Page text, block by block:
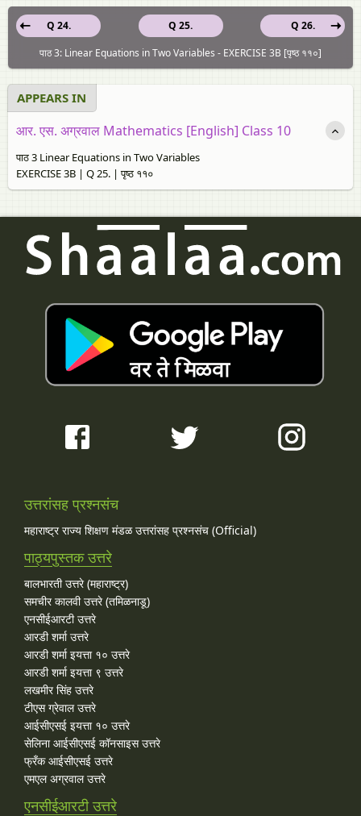
Q 25.
Q 24.
Q 26.
पाठ 3: Linear Equations in Two Variables - EXERCISE 3B [पृष्ठ ११०]
APPEARS IN
आर. एस. अग्रवाल Mathematics [English] Class 10
पाठ 3 Linear Equations in Two Variables
EXERCISE 3B | Q 25. | पृष्ठ ११०
उत्तरांसह प्रश्नसंच
महाराष्ट्र राज्य शिक्षण मंडळ उत्तरांसह प्रश्नसंच (Official)
पाठ्यपुस्तक उत्तरे
बालभारती उत्तरे (महाराष्ट्र)
समचीर कालवी उत्तरे (तमिळनाडू)
एनसीईआरटी उत्तरे
आरडी शर्मा उत्तरे
आरडी शर्मा इयत्ता १० उत्तरे
आरडी शर्मा इयत्ता ९ उत्तरे
लखमीर सिंह उत्तरे
टीएस ग्रेवाल उत्तरे
आईसीएसई इयत्ता १० उत्तरे
सेलिना आईसीएसई कॉनसाइस उत्तरे
फ्रँक आईसीएसई उत्तरे
एमएल अग्रवाल उत्तरे
एनसीईआरटी उत्तरे